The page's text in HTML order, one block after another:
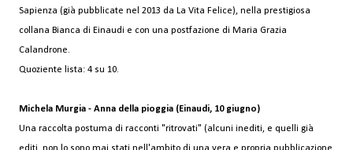
Sapienza (già pubblicate nel 2013 da La Vita Felice), nella prestigiosa
collana Bianca di Einaudi e con una postfazione di Maria Grazia
Calandrone.
Quoziente lista: 4 su 10.
Michela Murgia - Anna della pioggia (Einaudi, 10 giugno)
Una raccolta postuma di racconti "ritrovati" (alcuni inediti, e quelli già